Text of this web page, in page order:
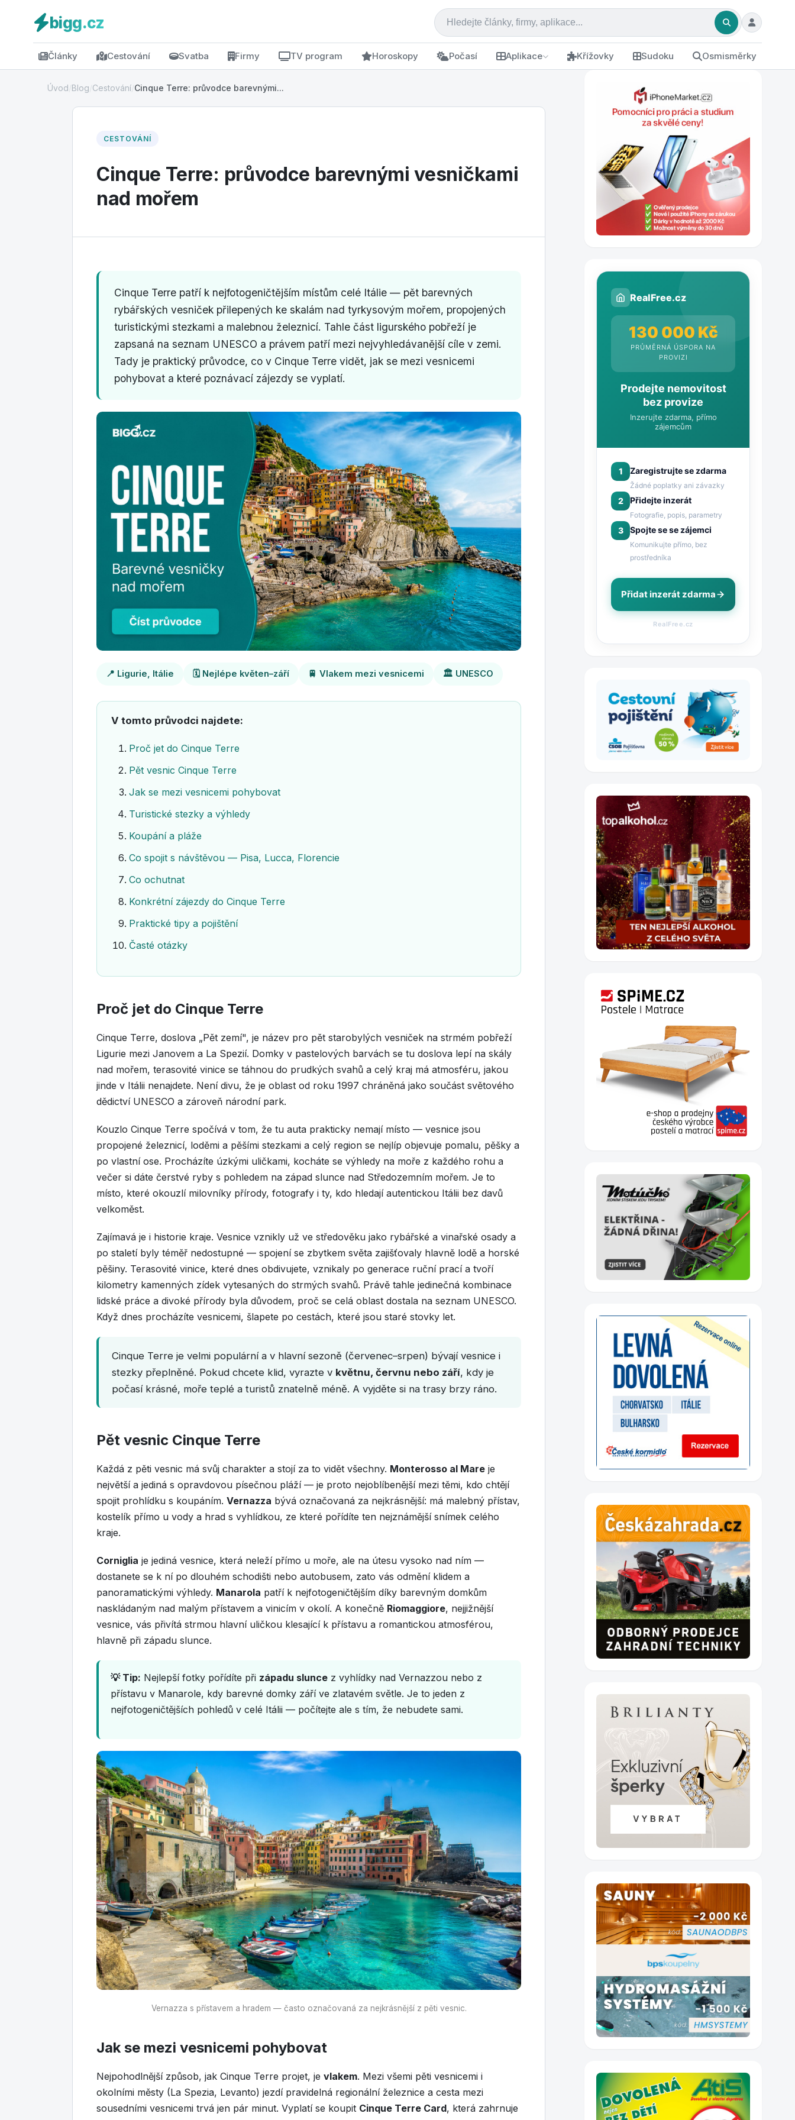
bigg.cz
Články Cestování Svatba Firmy TV program Horoskopy Počasí Aplikace Křížovky Sudoku Osmisměrky
Úvod Blog Cestování Cinque Terre: průvodce barevnými...
CESTOVÁNÍ
Cinque Terre: průvodce barevnými vesničkami
nad mořem
Cinque Terre patří k nejfotogeničtějším místům celé Itálie — pět barevných
rybářských vesniček přilepených ke skalám nad tyrkysovým mořem, propojených
turistickými stezkami a malebnou železnicí. Tahle část ligurského pobřeží je
zapsaná na seznam UNESCO a právem patří mezi nejvyhledávanější cíle v zemi.
Tady je praktický průvodce, co v Cinque Terre vidět, jak se mezi vesnicemi
pohybovat a které poznávací zájezdy se vyplatí.
📍 Ligurie, Itálie 🗓️ Nejlépe květen–září 🚆 Vlakem mezi vesnicemi 🏛️ UNESCO
V tomto průvodci najdete:
Proč jet do Cinque Terre
Pět vesnic Cinque Terre
Jak se mezi vesnicemi pohybovat
Turistické stezky a výhledy
Koupání a pláže
Co spojit s návštěvou — Pisa, Lucca, Florencie
Co ochutnat
Konkrétní zájezdy do Cinque Terre
Praktické tipy a pojištění
Časté otázky
Proč jet do Cinque Terre
Cinque Terre, doslova „Pět zemí", je název pro pět starobylých vesniček na strmém pobřeží
Ligurie mezi Janovem a La Spezií. Domky v pastelových barvách se tu doslova lepí na skály
nad mořem, terasovité vinice se táhnou do prudkých svahů a celý kraj má atmosféru, jakou
jinde v Itálii nenajdete. Není divu, že je oblast od roku 1997 chráněná jako součást světového
dědictví UNESCO a zároveň národní park.
Kouzlo Cinque Terre spočívá v tom, že tu auta prakticky nemají místo — vesnice jsou
propojené železnicí, loděmi a pěšími stezkami a celý region se nejlíp objevuje pomalu, pěšky a
po vlastní ose. Procházíte úzkými uličkami, kocháte se výhledy na moře z každého rohu a
večer si dáte čerstvé ryby s pohledem na západ slunce nad Středozemním mořem. Je to
místo, které okouzlí milovníky přírody, fotografy i ty, kdo hledají autentickou Itálii bez davů
velkoměst.
Zajímavá je i historie kraje. Vesnice vznikly už ve středověku jako rybářské a vinařské osady a
po staletí byly téměř nedostupné — spojení se zbytkem světa zajišťovaly hlavně lodě a horské
pěšiny. Terasovité vinice, které dnes obdivujete, vznikaly po generace ruční prací a tvoří
kilometry kamenných zídek vytesaných do strmých svahů. Právě tahle jedinečná kombinace
lidské práce a divoké přírody byla důvodem, proč se celá oblast dostala na seznam UNESCO.
Když dnes procházíte vesnicemi, šlapete po cestách, které jsou staré stovky let.
Cinque Terre je velmi populární a v hlavní sezoně (červenec–srpen) bývají vesnice i
stezky přeplněné. Pokud chcete klid, vyrazte v květnu, červnu nebo září, kdy je
počasí krásné, moře teplé a turistů znatelně méně. A vyjděte si na trasy brzy ráno.
Pět vesnic Cinque Terre
Každá z pěti vesnic má svůj charakter a stojí za to vidět všechny. Monterosso al Mare je
největší a jediná s opravdovou písečnou pláží — je proto nejoblíbenější mezi těmi, kdo chtějí
spojit prohlídku s koupáním. Vernazza bývá označovaná za nejkrásnější: má malebný přístav,
kostelík přímo u vody a hrad s vyhlídkou, ze které pořídíte ten nejznámější snímek celého
kraje.
Corniglia je jediná vesnice, která neleží přímo u moře, ale na útesu vysoko nad ním —
dostanete se k ní po dlouhém schodišti nebo autobusem, zato vás odmění klidem a
panoramatickými výhledy. Manarola patří k nejfotogeničtějším díky barevným domkům
naskládaným nad malým přístavem a vinicím v okolí. A konečně Riomaggiore, nejjižnější
vesnice, vás přivítá strmou hlavní uličkou klesající k přístavu a romantickou atmosférou,
hlavně při západu slunce.
💡 Tip: Nejlepší fotky pořídíte při západu slunce z vyhlídky nad Vernazzou nebo z
přístavu v Manarole, kdy barevné domky září ve zlatavém světle. Je to jeden z
nejfotogeničtějších pohledů v celé Itálii — počítejte ale s tím, že nebudete sami.
Vernazza s přístavem a hradem — často označovaná za nejkrásnější z pěti vesnic.
Jak se mezi vesnicemi pohybovat
Nejpohodlnější způsob, jak Cinque Terre projet, je vlakem. Mezi všemi pěti vesnicemi i
okolními městy (La Spezia, Levanto) jezdí pravidelná regionální železnice a cesta mezi
sousedními vesnicemi trvá jen pár minut. Vyplatí se koupit Cinque Terre Card, která zahrnuje
RealFree.cz
130 000 Kč
PRŮMĚRNÁ ÚSPORA NA
PROVIZI
Prodejte nemovitost
bez provize
Inzerujte zdarma, přímo
zájemcům
1 Zaregistrujte se zdarma
Žádné poplatky ani závazky
2 Přidejte inzerát
Fotografie, popis, parametry
3 Spojte se se zájemci
Komunikujte přímo, bez
prostředníka
Přidat inzerát zdarma
RealFree.cz